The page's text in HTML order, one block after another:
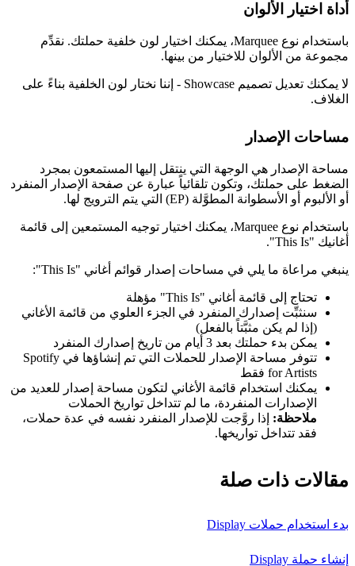
أداة اختيار الألوان
باستخدام نوع Marquee، يمكنك اختيار لون خلفية حملتك. نقدِّم
مجموعة من الألوان للاختيار من بينها.
لا يمكنك تعديل تصميم Showcase - إننا نختار لون الخلفية بناءً على
الغلاف.
مساحات الإصدار
مساحة الإصدار هي الوجهة التي ينتقل إليها المستمعون بمجرد
الضغط على حملتك، وتكون تلقائياً عبارة عن صفحة الإصدار المنفرد
أو الألبوم أو الأسطوانة المطوَّلة (EP) التي يتم الترويج لها.
باستخدام نوع Marquee، يمكنك اختيار توجيه المستمعين إلى قائمة
أغانيك "This Is".
ينبغي مراعاة ما يلي في مساحات إصدار قوائم أغاني "This Is":
تحتاج إلى قائمة أغاني "This Is" مؤهلة
سنثبِّت إصدارك المنفرد في الجزء العلوي من قائمة الأغاني
(إذا لم يكن مثبَّتاً بالفعل)
يمكن بدء حملتك بعد 3 أيام من تاريخ إصدارك المنفرد
تتوفر مساحة الإصدار للحملات التي تم إنشاؤها في Spotify
for Artists فقط
يمكنك استخدام قائمة الأغاني لتكون مساحة إصدار للعديد من
الإصدارات المنفردة، ما لم تتداخل تواريخ الحملات
ملاحظة: إذا روَّجت للإصدار المنفرد نفسه في عدة حملات،
فقد تتداخل تواريخها.
مقالات ذات صلة
بدء استخدام حملات Display
إنشاء حملة Display